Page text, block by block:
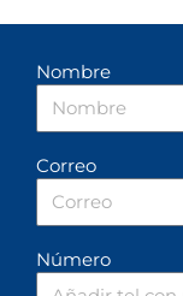
Nombre
Correo
Número